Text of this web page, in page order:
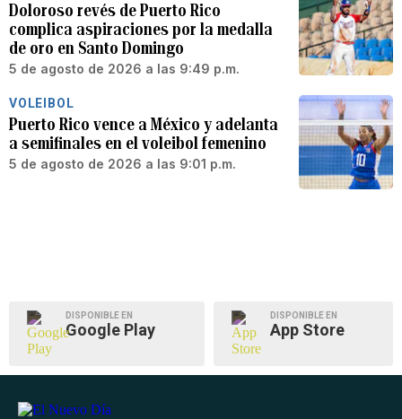
Doloroso revés de Puerto Rico
complica aspiraciones por la medalla
de oro en Santo Domingo
5 de agosto de 2026 a las 9:49 p.m.
VOLEIBOL
Puerto Rico vence a México y adelanta
a semifinales en el voleibol femenino
5 de agosto de 2026 a las 9:01 p.m.
DISPONIBLE EN
Google Play
DISPONIBLE EN
App Store